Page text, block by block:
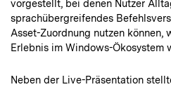
vorgestellt, bei denen Nutzer
sprachübergreifendes
Asset-Zuordnung nutzen können,
Erlebnis im Windows-Ökosystem
Neben der Live-Präsentation